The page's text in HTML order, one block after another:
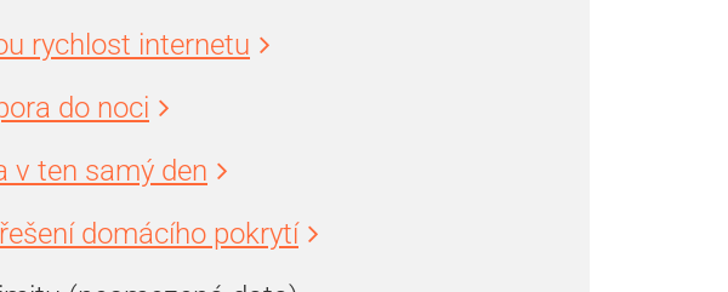
rychlost internetu
do noci
v ten samý den
domácího pokrytí